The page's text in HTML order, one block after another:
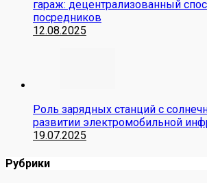
гараж: децентрализованный
посредников
12.08.2025
Роль зарядных станций с
развитии электромобильной
19.07.2025
Рубрики